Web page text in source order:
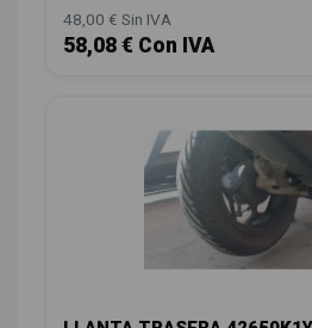
48,00 € Sin IVA
58,08 € Con IVA